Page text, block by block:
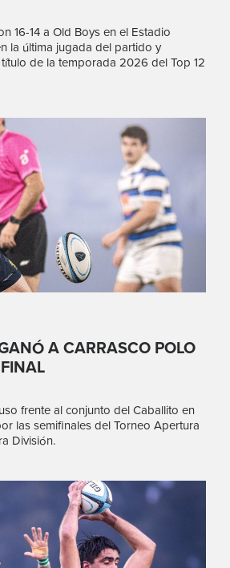
16-14 a Old Boys en el Estadio
la última jugada del partido y
de la temporada 2026 del Top 12
A CARRASCO POLO
frente al conjunto del Caballito en
las semifinales del Torneo Apertura
División.